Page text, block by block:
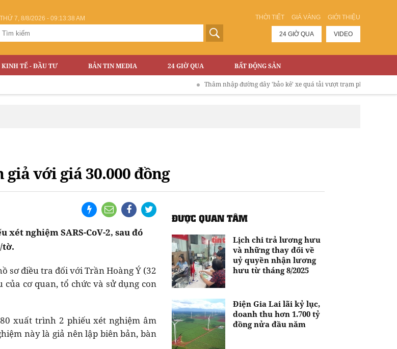
THỜI TIẾT GIÁ VÀNG GIỚI THIỆU
THỨ 7, 8/8/2026 - 09:13:39 AM
24 GIỜ QUA VIDEO
KINH TẾ - ĐẦU TƯ BẢN TIN MEDIA 24 GIỜ QUA BẤT ĐỘNG SẢN
Thâm nhập đường dây 'bảo kê' xe quá tải vượt trạm phí Cao tốc Hà Nội -
với giá 30.000 đồng
nghiệm SARS-CoV-2, sau đó
tờ.
sơ điều tra đối với Trần Hoàng Ý (32
cơ quan, tổ chức và sử dụng con
xuất trình 2 phiếu xét nghiệm âm
này là giả nên lập biên bản, bàn
ĐƯỢC QUAN TÂM
Lịch chi trả lương hưu
và những thay đổi về
uỷ quyền nhận lương
hưu từ tháng 8/2025
Điện Gia Lai lãi kỷ lục,
doanh thu hơn 1.700 tỷ
đồng nửa đầu năm